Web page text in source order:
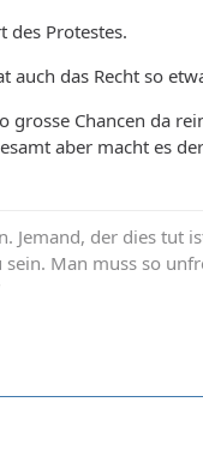
des Protestes.
auch das Recht so
Chancen da
aber macht es
Jemand, der dies tut
Man muss so